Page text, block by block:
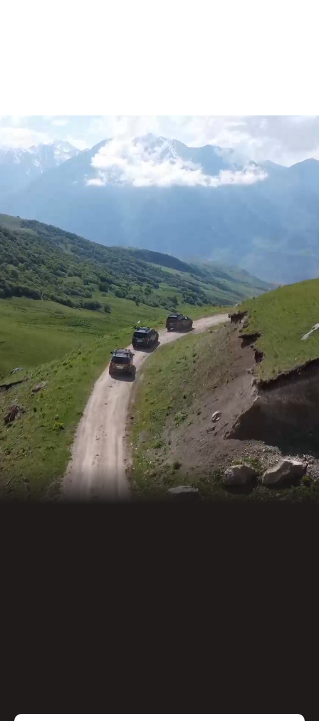
+7 (909) 488-44-22
+7 (909) 488-33-22 (резервный)
Все туры
О компании
Отзывы
Юридический адрес
360017, республика Кабардино-
Балкарская, город Нальчик, улица
Лермонтова 29, оф. 42
Фактический адрес
Все горы, вулканы, ущелья, теснины,
холмы, долины республики. Мы не
сидим в офисах. Мы путешествуем!
ООО "ЮЖНАЯ ЭКСПЕДИЦИЯ" ( ОГРН
1190726003093; ИНН 0726022325 ) ©
2019-2025. Все права защищены.
Политика обработки данных
Создание сайта: Юлия Федотова
info@south-expedition.ru
Страхуем нашу
ответственность
перед клиентами